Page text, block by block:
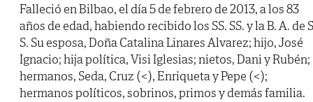
Falleció en Bilbao, el día 5 de febrero de 2013, a los 83
años de edad, habiendo recibido los SS. SS. y la B. A. de
S. Su esposa, Doña Catalina Linares Alvarez; hijo, José
Ignacio; hija política, Visi Iglesias; nietos, Dani y Rubén;
hermanos, Seda, Cruz (<), Enriqueta y Pepe (<);
hermanos políticos, sobrinos, primos y demás familia.